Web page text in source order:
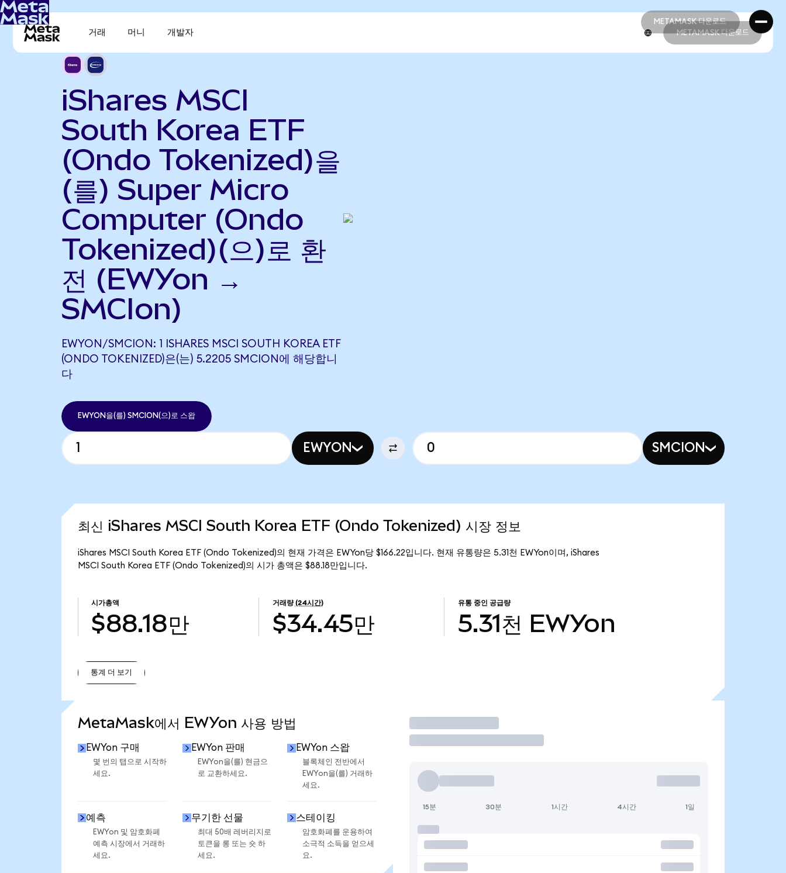
METAMASK 다운로드
METAMASK 다운로드
거래 머니 개발자 METAMASK 다운로드
iShares MSCI
South Korea ETF
(Ondo Tokenized)을
(를) Super Micro
Computer (Ondo
Tokenized)(으)로 환
전 (EWYon →
SMCIon)
EWYON/SMCION: 1 ISHARES MSCI SOUTH KOREA ETF
(ONDO TOKENIZED)은(는) 5.2205 SMCION에 해당합니
다
EWYON을(를) SMCION(으)로 스왑
EWYON SMCION
최신 iShares MSCI South Korea ETF (Ondo Tokenized) 시장 정보
iShares MSCI South Korea ETF (Ondo Tokenized)의 현재 가격은 EWYon당 $166.22입니다. 현재 유통량은 5.31천 EWYon이며, iShares
MSCI South Korea ETF (Ondo Tokenized)의 시가 총액은 $88.18만입니다.
시가총액
$88.18만
거래량 (24시간)
$34.45만
유통 중인 공급량
5.31천 EWYon
통계 더 보기
MetaMask에서 EWYon 사용 방법
EWYon 구매
몇 번의 탭으로 시작하
세요.
EWYon 판매
EWYon을(를) 현금으
로 교환하세요.
EWYon 스왑
블록체인 전반에서
EWYon을(를) 거래하
세요.
예측
EWYon 및 암호화폐
예측 시장에서 거래하
세요.
무기한 선물
최대 50배 레버리지로
토큰을 롱 또는 숏 하
세요.
스테이킹
암호화폐를 운용하여
소극적 소득을 얻으세
요.
거래
15분 30분 1시간 4시간 1일